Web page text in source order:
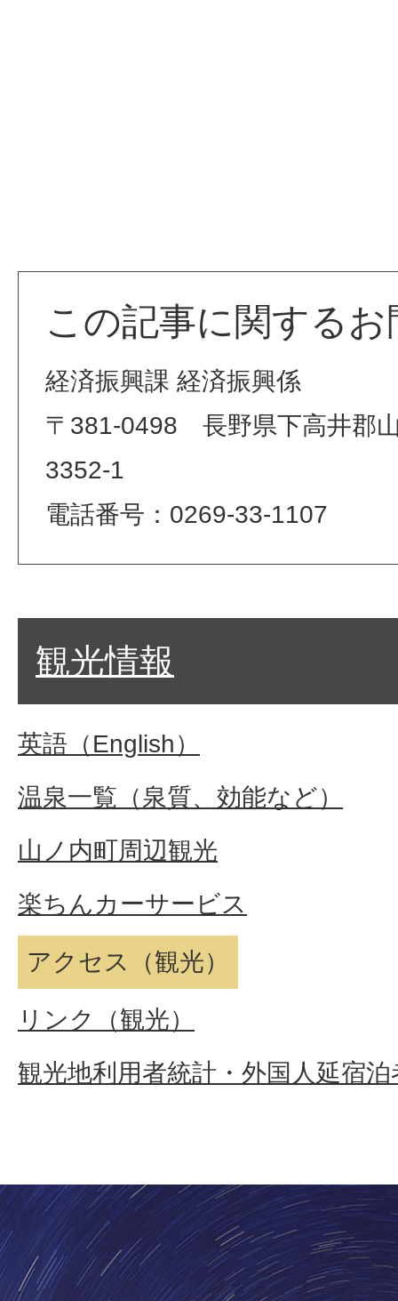
この記事に関する
経済振興課 経済振興係
〒381-0498 長野県下高井郡
3352-1
電話番号：0269-33-1107
観光情報
英語（English）
温泉一覧（泉質、効能など）
山ノ内町周辺観光
楽ちんカーサービス
アクセス（観光）
リンク（観光）
観光地利用者統計・外国人延宿